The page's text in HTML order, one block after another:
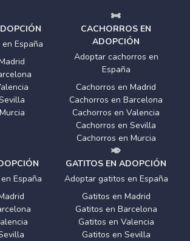
España
CACHORROS EN
ADOPCIÓN
Adoptar cachorros en
España
Cachorros en Madrid
Cachorros en Barcelona
Cachorros en Valencia
Cachorros en Sevilla
Cachorros en Murcia
España
GATITOS EN ADOPCIÓN
Adoptar gatitos en España
Gatitos en Madrid
Gatitos en Barcelona
Gatitos en Valencia
Gatitos en Sevilla